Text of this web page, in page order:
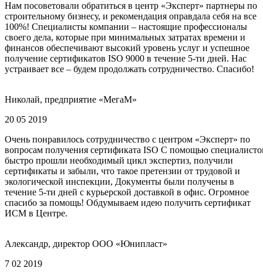
Нам посоветовали обратиться в центр «Эксперт» партнеры по
строительному бизнесу, и рекомендация оправдала себя на все
100%! Специалисты компании – настоящие профессионалы
своего дела, которые при минимальных затратах времени и
финансов обеспечивают высокий уровень услуг и успешное
получение сертификатов ISO 9000 в течение 5-ти дней. Нас
устраивает все – будем продолжать сотрудничество. Спасибо!
Николай, предприятие «МегаМ»
20 05 2019
Очень понравилось сотрудничество с центром «Эксперт» по
вопросам получения сертификата ISO С помощью
быстро прошли необходимый цикл экспертиз, получили
сертификаты и забыли, что такое претензии от трудовой и
экологической инспекции, Документы были получены в
течение 5-ти дней с курьерской доставкой в офис. Огромное
спасибо за помощь! Обдумываем идею получить сертификат
ИСМ в Центре.
Александр, директор ООО «Юнипласт»
7 02 2019